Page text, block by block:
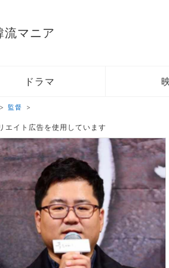
流マニア
ドラマ
監督
エイト広告を使用しています